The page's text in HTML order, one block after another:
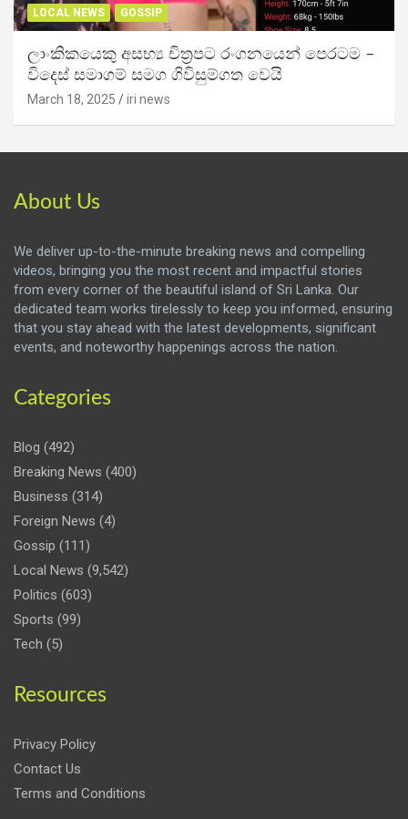
LOCAL NEWS GOSSIP
ලාංකිකයෙකු අසභ්‍ය චිත්‍රපට රංගනයෙන් පෙරටම –
විදෙස් සමාගම් සමග ගිවිසුම්ගත වෙයි
March 18, 2025 iri news
About Us
We deliver up-to-the-minute breaking news and compelling
videos, bringing you the most recent and impactful stories
from every corner of the beautiful island of Sri Lanka. Our
dedicated team works tirelessly to keep you informed, ensuring
that you stay ahead with the latest developments, significant
events, and noteworthy happenings across the nation.
Categories
Blog (492)
Breaking News (400)
Business (314)
Foreign News (4)
Gossip (111)
Local News (9,542)
Politics (603)
Sports (99)
Tech (5)
Resources
Privacy Policy
Contact Us
Terms and Conditions